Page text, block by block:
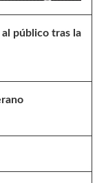
público tras la